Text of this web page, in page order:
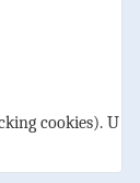
cookies). U